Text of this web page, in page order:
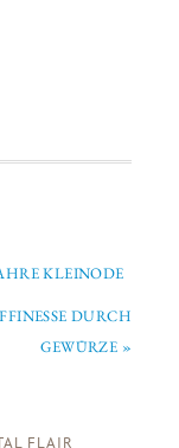
KLEINODE
DURCH
GEWÜRZE »
FLAIR